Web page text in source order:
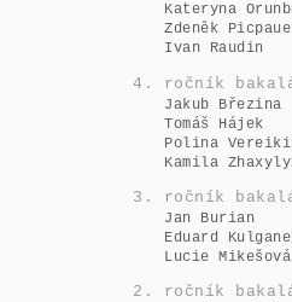
Kateryna
Zdeněk
Ivan Raudin
4. ročník
Jakub Březina
Tomáš Hájek
Polina
Kamila
3. ročník
Jan Burian
Eduard
Lucie Mikešová
2. ročník